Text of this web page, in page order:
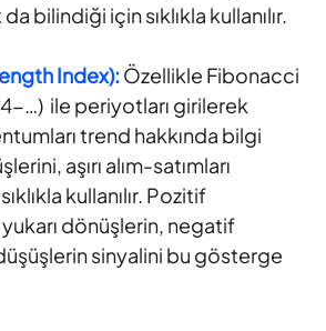
bilindiği için sıklıkla kullanılır.
Index): Özellikle Fibonacci
…) ile periyotları girilerek
trend hakkında bilgi
aşırı alım-satımları
kullanılır. Pozitif
yukarı dönüşlerin, negatif
sinyalini bu gösterge